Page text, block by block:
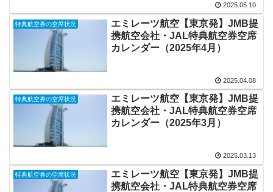
2025.05.10
特典航空券の空席状況
エミレーツ航空【東京発】JMB提
携航空会社・JAL特典航空券空席
カレンダー（2025年4月）
2025.04.08
特典航空券の空席状況
エミレーツ航空【東京発】JMB提
携航空会社・JAL特典航空券空席
カレンダー（2025年3月）
2025.03.13
特典航空券の空席状況
エミレーツ航空【東京発】JMB提
携航空会社・JAL特典航空券空席